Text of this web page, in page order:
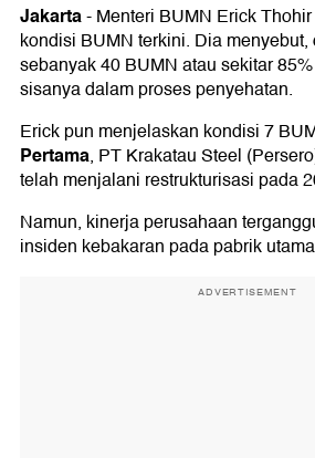
Jakarta-Menteri BUMN Erick
kondisi BUMN terkini. Dia
sebanyak 40 BUMN atau sekitar
sisanya dalam proses penyehatan.
Erick pun menjelaskan kondisi 7
Pertama, PT Krakatau Steel
telah menjalani restrukturisasi pada
Namun, kinerja perusahaan
insiden kebakaran pada pabrik
ADVERTISEMENT